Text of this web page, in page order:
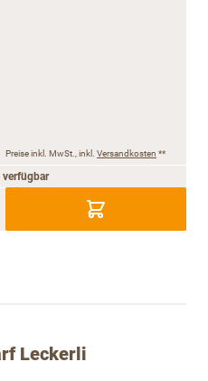
Preise inkl. MwSt., inkl. Versandkosten **
verfügbar
Leckerli